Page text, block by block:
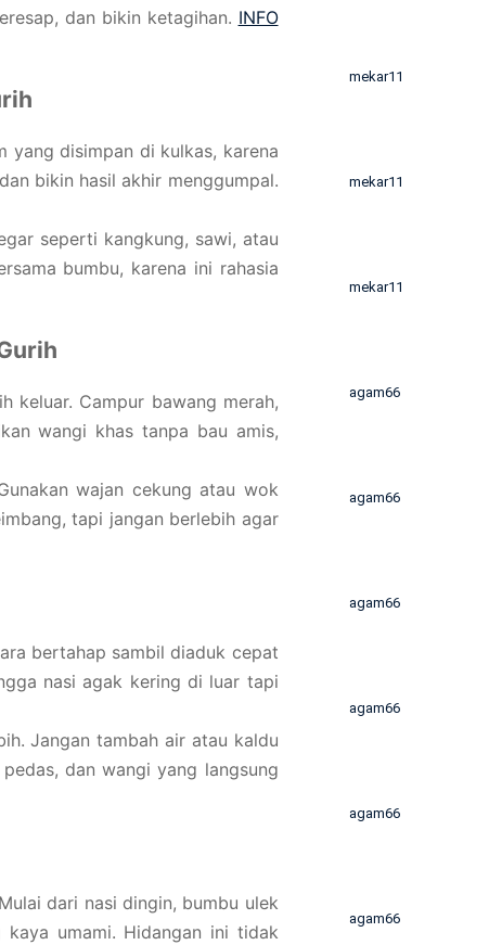
dan bikin ketagihan. INFO
yang disimpan di kulkas, karena
bikin hasil akhir menggumpal.
seperti kangkung, sawi, atau
bumbu, karena ini rahasia
keluar. Campur bawang merah,
wangi khas tanpa bau amis,
wajan cekung atau wok
tapi jangan berlebih agar
bertahap sambil diaduk cepat
nasi agak kering di luar tapi
Jangan tambah air atau kaldu
dan wangi yang langsung
dari nasi dingin, bumbu ulek
umami. Hidangan ini tidak
mekar11
mekar11
mekar11
agam66
agam66
agam66
agam66
agam66
agam66